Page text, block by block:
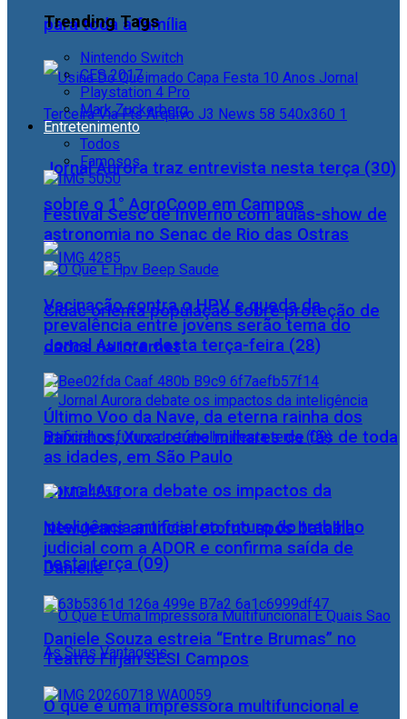
para toda a família
Jornal Aurora traz entrevista nesta terça (30)
sobre o 1° AgroCoop em Campos
Cidac orienta população sobre proteção de
dados na internet
Jornal Aurora debate os impactos da
inteligência artificial no futuro do trabalho
nesta terça (09)
O que é uma impressora multifuncional e
Trending Tags
Nintendo Switch
CES 2017
Playstation 4 Pro
Mark Zuckerberg
Entretenimento
Todos
Famosos
Festival Sesc de Inverno com aulas-show de
astronomia no Senac de Rio das Ostras
Vacinação contra o HPV e queda da
prevalência entre jovens serão tema do
Jornal Aurora desta terça-feira (28)
Último Voo da Nave, da eterna rainha dos
Baixinhos, Xuxa reúne milhares de fãs de toda
as idades, em São Paulo
NewJeans anuncia retorno após batalha
judicial com a ADOR e confirma saída de
Danielle
Daniele Souza estreia “Entre Brumas” no
Teatro Firjan SESI Campos